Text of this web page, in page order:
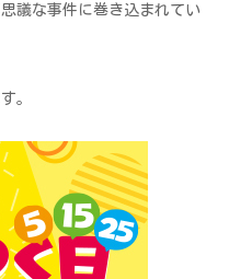
議な事件に巻き込まれてい
。